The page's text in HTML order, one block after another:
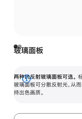
玻璃面板
两种抗反射玻璃面板可选。
玻璃面板可分散反射光，从
持出色画质。
展
开